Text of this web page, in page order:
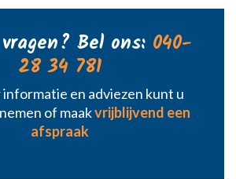
Bel ons: 040-
28 34 781
en adviezen kunt u
of maakvrijblijvend een
afspraak